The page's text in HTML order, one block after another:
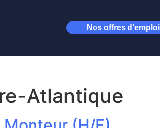
Nos offres d’emploi
Atlantique